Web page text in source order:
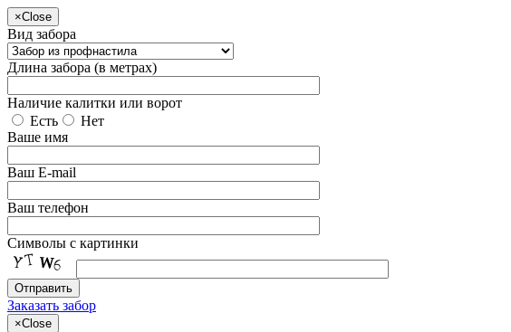
×Close
Вид забора
Длина забора (в метрах)
Наличие калитки или ворот
Есть
Нет
Ваше имя
Ваш E-mail
Ваш телефон
Символы с картинки
Заказать забор
×Close